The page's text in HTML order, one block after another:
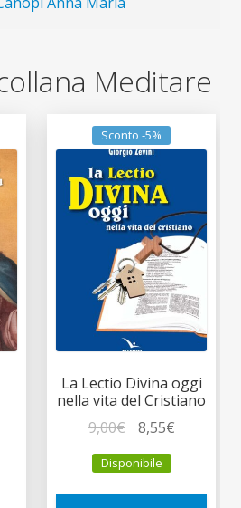
Meditare
Sconto -5%
La Lectio Divina oggi
nella vita del Cristiano
9,00€
prezzo
originale
era:
8,55€Il
è:
Disponibile